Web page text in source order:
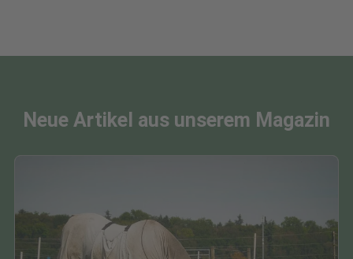
Neue Artikel aus unserem Magazin